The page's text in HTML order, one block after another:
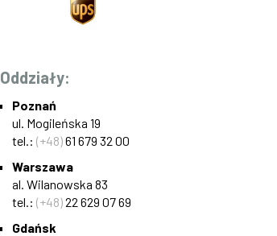
Oddziały:
Poznań
ul. Mogileńska 19
tel.: (+48)61 679 32 00
Warszawa
al. Wilanowska 83
tel.: (+48)22 629 07 69
Gdańsk